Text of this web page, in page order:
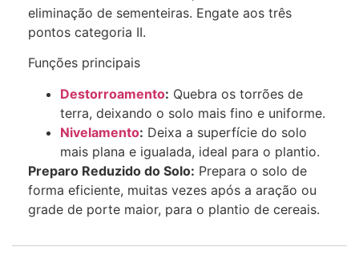
eliminação de sementeiras. Engate aos três
pontos categoria II.
Funções principais
Destorroamento: Quebra os torrões de
terra, deixando o solo mais fino e uniforme.
Nivelamento: Deixa a superfície do solo
mais plana e igualada, ideal para o plantio.
Preparo Reduzido do Solo: Prepara o solo de
forma eficiente, muitas vezes após a aração ou
grade de porte maior, para o plantio de cereais.